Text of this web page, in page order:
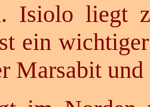
Isiolo liegt
ein
Marsabit